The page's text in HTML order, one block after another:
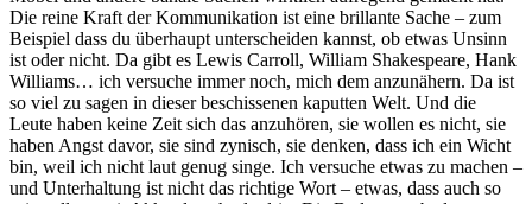
Die reine Kraft der Kommunikation ist eine brillante Sache – zum
Beispiel dass du überhaupt unterscheiden kannst, ob etwas Unsinn
ist oder nicht. Da gibt es Lewis Carroll, William Shakespeare, Hank
Williams… ich versuche immer noch, mich dem anzunähern. Da ist
so viel zu sagen in dieser beschissenen kaputten Welt. Und die
Leute haben keine Zeit sich das anzuhören, sie wollen es nicht, sie
haben Angst davor, sie sind zynisch, sie denken, dass ich ein Wicht
bin, weil ich nicht laut genug singe. Ich versuche etwas zu machen –
und Unterhaltung ist nicht das richtige Wort – etwas, dass auch so